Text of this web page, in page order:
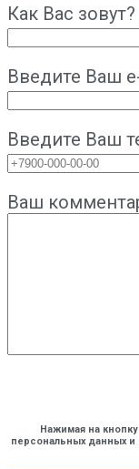
Как Вас
Введите Ваш
Введите Ваш
Ваш
Нажимая на
персональных данных и